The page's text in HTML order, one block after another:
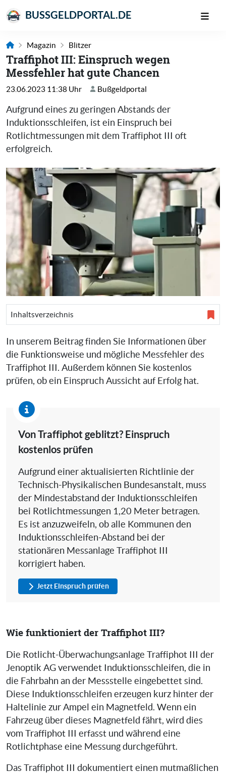
BUSSGELDPORTAL.DE
Magazin Blitzer
Traffiphot III: Einspruch wegen
Messfehler hat gute Chancen
23.06.2023 11:38 Uhr Bußgeldportal
Aufgrund eines zu geringen Abstands der
Induktionsschleifen, ist ein Einspruch bei
Rotlichtmessungen mit dem Traffiphot III oft
erfolgreich.
Inhaltsverzeichnis
In unserem Beitrag finden Sie Informationen über
die Funktionsweise und mögliche Messfehler des
Traffiphot III. Außerdem können Sie kostenlos
prüfen, ob ein Einspruch Aussicht auf Erfolg hat.
Von Traffiphot geblitzt? Einspruch
kostenlos prüfen
Aufgrund einer aktualisierten Richtlinie der
Technisch-Physikalischen Bundesanstalt, muss
der Mindestabstand der Induktionsschleifen
bei Rotlichtmessungen 1,20 Meter betragen.
Es ist anzuzweifeln, ob alle Kommunen den
Induktionsschleifen-Abstand bei der
stationären Messanlage Traffiphot III
korrigiert haben.
Jetzt Einspruch prüfen
Wie funktioniert der Traffiphot III?
Die Rotlicht-Überwachungsanlage Traffiphot III der
Jenoptik AG verwendet Induktionsschleifen, die in
die Fahrbahn an der Messstelle eingebettet sind.
Diese Induktionsschleifen erzeugen kurz hinter der
Haltelinie zur Ampel ein Magnetfeld. Wenn ein
Fahrzeug über dieses Magnetfeld fährt, wird dies
vom Traffiphot III erfasst und während eine
Rotlichtphase eine Messung durchgeführt.
Das Traffiphot III dokumentiert einen mutmaßlichen